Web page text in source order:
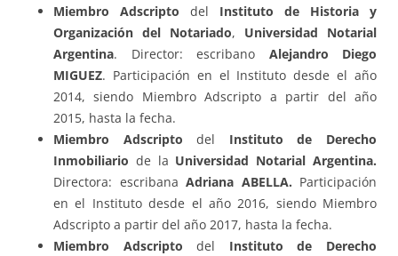
Miembro Adscripto del Instituto de Historia y
Organización del Notariado, Universidad Notarial
Argentina. Director: escribano Alejandro Diego
MIGUEZ. Participación en el Instituto desde el año
2014, siendo Miembro Adscripto a partir del año
2015, hasta la fecha.
Miembro Adscripto del Instituto de Derecho
Inmobiliario de la Universidad Notarial Argentina.
Directora: escribana Adriana ABELLA. Participación
en el Instituto desde el año 2016, siendo Miembro
Adscripto a partir del año 2017, hasta la fecha.
Miembro Adscripto del Instituto de Derecho